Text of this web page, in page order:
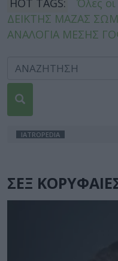
HOT TAGS:
Όλες οι
ΔΕΙΚΤΗΣ ΜΑΖΑΣ
ΑΝΑΛΟΓΙΑ ΜΕΣΗΣ
IATROPEDIA
ΣΕΞ